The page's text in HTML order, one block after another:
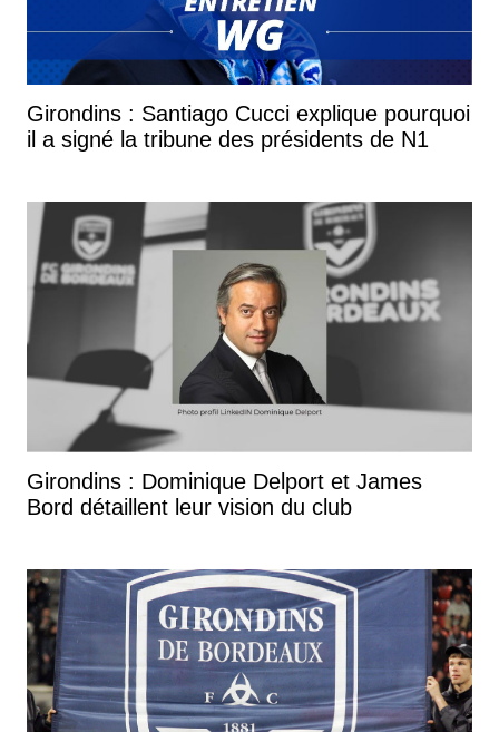
Girondins : Santiago Cucci explique pourquoi
il a signé la tribune des présidents de N1
Girondins : Dominique Delport et James
Bord détaillent leur vision du club